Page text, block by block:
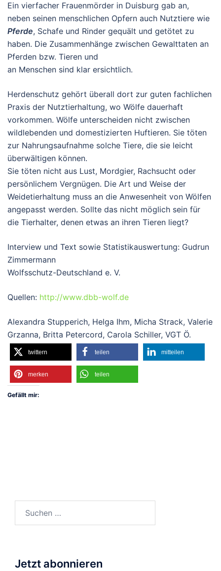
Ein vierfacher Frauenmörder in Duisburg gab an,
neben seinen menschlichen Opfern auch Nutztiere wie
Pferde, Schafe und Rinder gequält und getötet zu
haben. Die Zusammenhänge zwischen Gewalttaten an
Pferden bzw. Tieren und
an Menschen sind klar ersichtlich.
Herdenschutz gehört überall dort zur guten fachlichen
Praxis der Nutztierhaltung, wo Wölfe dauerhaft
vorkommen. Wölfe unterscheiden nicht zwischen
wildlebenden und domestizierten Huftieren. Sie töten
zur Nahrungsaufnahme solche Tiere, die sie leicht
überwältigen können.
Sie töten nicht aus Lust, Mordgier, Rachsucht oder
persönlichem Vergnügen. Die Art und Weise der
Weidetierhaltung muss an die Anwesenheit von Wölfen
angepasst werden. Sollte das nicht möglich sein für
die Tierhalter, denen etwas an ihren Tieren liegt?
Interview und Text sowie Statistikauswertung: Gudrun
Zimmermann
Wolfsschutz-Deutschland e. V.
Quellen: http://www.dbb-wolf.de
Alexandra Stupperich, Helga Ihm, Micha Strack, Valerie
Grzanna, Britta Petercord, Carola Schiller, VGT Ö.
twittern teilen mitteilen
merken teilen
Gefällt mir:
Jetzt abonnieren